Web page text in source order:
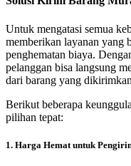
Untuk mengatasi semua
memberikan layanan yang
penghematan biaya.
pelanggan bisa langsung
dari barang yang
Berikut beberapa
pilihan tepat:
1. Harga Hemat untuk